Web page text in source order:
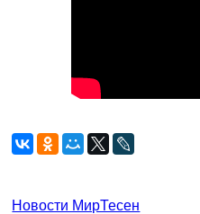
Новости МирТесен